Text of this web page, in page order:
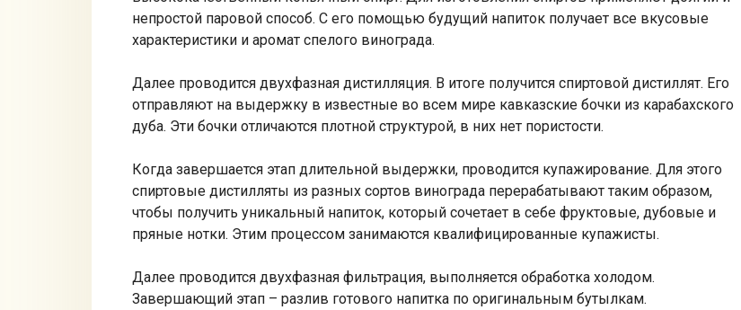
непростой паровой способ. С его помощью будущий напиток получает все вкусовые
характеристики и аромат спелого винограда.
Далее проводится двухфазная дистилляция. В итоге получится спиртовой дистиллят. Его
отправляют на выдержку в известные во всем мире кавказские бочки из карабахского
дуба. Эти бочки отличаются плотной структурой, в них нет пористости.
Когда завершается этап длительной выдержки, проводится купажирование. Для этого
спиртовые дистилляты из разных сортов винограда перерабатывают таким образом,
чтобы получить уникальный напиток, который сочетает в себе фруктовые, дубовые и
пряные нотки. Этим процессом занимаются квалифицированные купажисты.
Далее проводится двухфазная фильтрация, выполняется обработка холодом.
Завершающий этап – разлив готового напитка по оригинальным бутылкам.